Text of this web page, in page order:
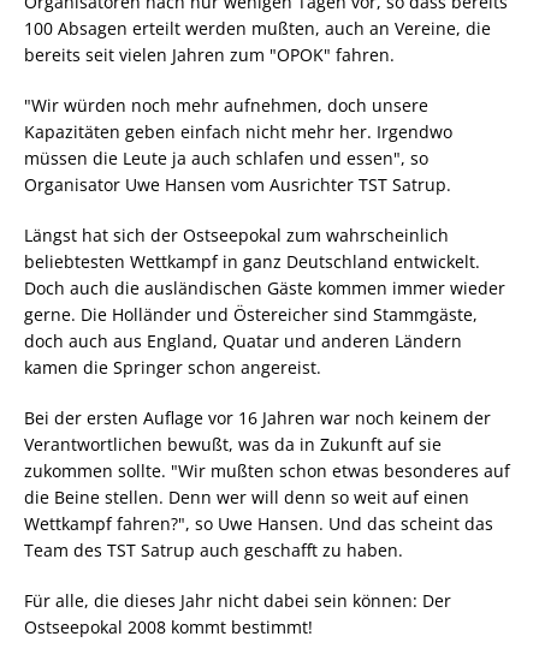
100 Absagen erteilt werden mußten, auch an Vereine, die
bereits seit vielen Jahren zum "OPOK" fahren.
"Wir würden noch mehr aufnehmen, doch unsere
Kapazitäten geben einfach nicht mehr her. Irgendwo
müssen die Leute ja auch schlafen und essen", so
Organisator Uwe Hansen vom Ausrichter TST Satrup.
Längst hat sich der Ostseepokal zum wahrscheinlich
beliebtesten Wettkampf in ganz Deutschland entwickelt.
Doch auch die ausländischen Gäste kommen immer wieder
gerne. Die Holländer und Östereicher sind Stammgäste,
doch auch aus England, Quatar und anderen Ländern
kamen die Springer schon angereist.
Bei der ersten Auflage vor 16 Jahren war noch keinem der
Verantwortlichen bewußt, was da in Zukunft auf sie
zukommen sollte. "Wir mußten schon etwas besonderes auf
die Beine stellen. Denn wer will denn so weit auf einen
Wettkampf fahren?", so Uwe Hansen. Und das scheint das
Team des TST Satrup auch geschafft zu haben.
Für alle, die dieses Jahr nicht dabei sein können: Der
Ostseepokal 2008 kommt bestimmt!